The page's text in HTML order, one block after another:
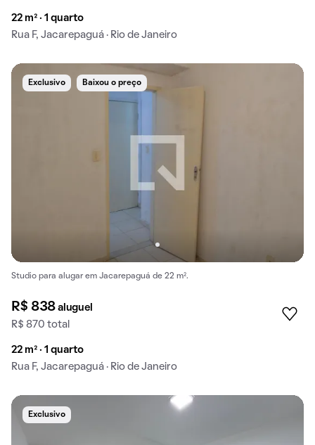
22 m² · 1 quarto
Rua F, Jacarepaguá · Rio de Janeiro
Exclusivo Baixou o preço
Studio para alugar em Jacarepaguá de 22 m².
R$ 838aluguel
R$ 870 total
22 m² · 1 quarto
Rua F, Jacarepaguá · Rio de Janeiro
Exclusivo